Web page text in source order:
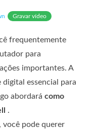
Gravar vídeo
frequentemente
para
importantes. A
digital essencial para
abordará como
.
você pode querer